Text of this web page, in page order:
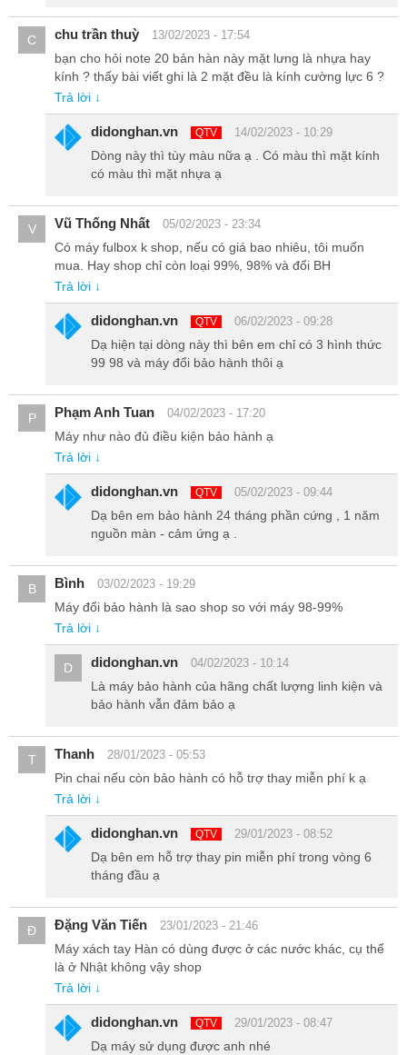
Cụm camera- Máy ảnh chuyên nghiệp trong lòng bàn
Samsung S20 plus Hàn Quốc được trang bị 4 camera gồm: 1
camera tele 64MP, một camera góc rộng, một camera góc siêu
rộng 12MP và một camera cảm biến ToF đo chiều sâu hỗ trợ việc
chụp ảnh xóa phông.
Cụm camera của S20 Plus Hàn được thiết kế hơi lồi lên so với mặt
lưng và được trang bị thêm nhiều tính năng hỗ trợ việc chụp ảnh và
điện ảnh 8K trên chiếc Smartphone của mình. Mang đến khả năng
quay video ấn tượng, giữ được độ sắc nét tối đa ngay cả khi trình
phát trên các màn hình lớn.
C chu trần thuỳ 13/02/2023 - 17:54
bạn cho hỏi note 20 bản hàn này mặt lưng là nhựa hay
kính ? thấy bài viết ghi là 2 mặt đều là kính cường lực 6 ?
Trả lời ↓
didonghan.vn QTV 14/02/2023 - 10:29
Dòng này thì tùy màu nữa ạ . Có màu thì mặt kính
có màu thì mặt nhựa ạ
V Vũ Thống Nhất 05/02/2023 - 23:34
Có máy fulbox k shop, nếu có giá bao nhiêu, tôi muốn
mua. Hay shop chỉ còn loại 99%, 98% và đổi BH
Trả lời ↓
didonghan.vn QTV 06/02/2023 - 09:28
Dạ hiện tại dòng này thì bên em chỉ có 3 hình thức
99 98 và máy đổi bảo hành thôi ạ
P Phạm Anh Tuan 04/02/2023 - 17:20
Máy như nào đủ điều kiện bảo hành ạ
Trả lời ↓
didonghan.vn QTV 05/02/2023 - 09:44
Dạ bên em bảo hành 24 tháng phần cứng , 1 năm
nguồn màn - cảm ứng ạ .
B Bình 03/02/2023 - 19:29
Máy đổi bảo hành là sao shop so với máy 98-99%
Trả lời ↓
D didonghan.vn 04/02/2023 - 10:14
Là máy bảo hành của hãng chất lượng linh kiện và
bảo hành vẫn đảm bảo ạ
T Thanh 28/01/2023 - 05:53
Pin chai nếu còn bảo hành có hỗ trợ thay miễn phí k ạ
Trả lời ↓
didonghan.vn QTV 29/01/2023 - 08:52
Dạ bên em hỗ trợ thay pin miễn phí trong vòng 6
tháng đầu ạ
Đ Đặng Văn Tiến 23/01/2023 - 21:46
Máy xách tay Hàn có dùng được ở các nước khác, cụ thể
là ở Nhật không vậy shop
Trả lời ↓
didonghan.vn QTV 29/01/2023 - 08:47
Dạ máy sử dụng được anh nhé